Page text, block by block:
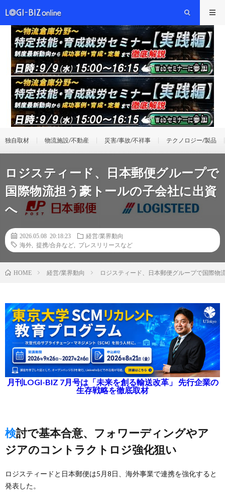
独自取材 物流施設/不動産 災害/事故/不祥事 テクノロジー/製品
ロジスティード、日本郵便グループで
国際物流担う豪トールの子会社に出資
へ
2026.05.08 20:18:23
経営/業界動向
海外
提携/合弁など プレスリリースなど
HOME 経営/業界動向 ロジスティード、日本郵便グループで国際物
月刊LOGI-BIZ 7月号は「未来を創る輸送改革」 先行企業の
生存戦略を徹底取材
検討で基本合意、フォワーディングやア
ジアのコントラクトロジ強化狙い
ロジスティードと日本郵便は5月8日、海外事業で連携を強化すると
発表した。